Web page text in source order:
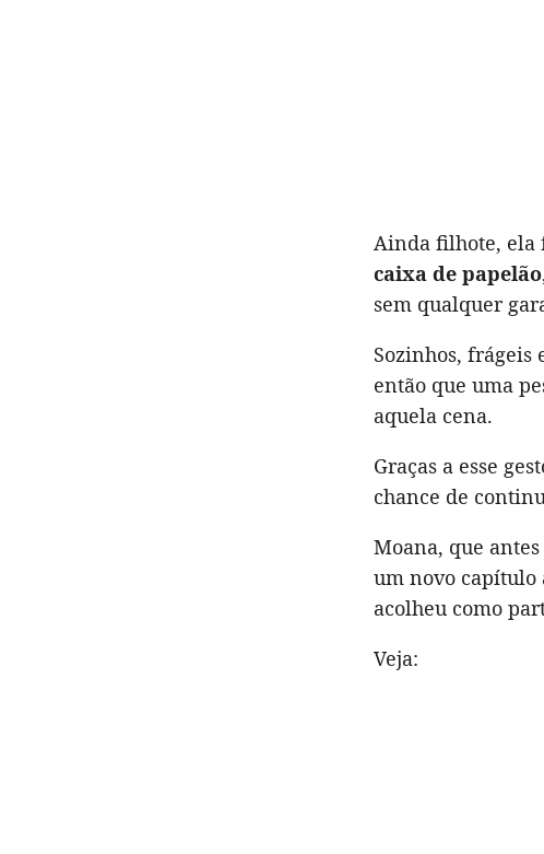
Ainda filhote, ela
caixa de papelão
sem qualquer
Sozinhos, frágeis
então que uma
aquela cena.
Graças a esse
chance de
Moana, que
um novo
acolheu como
Veja: